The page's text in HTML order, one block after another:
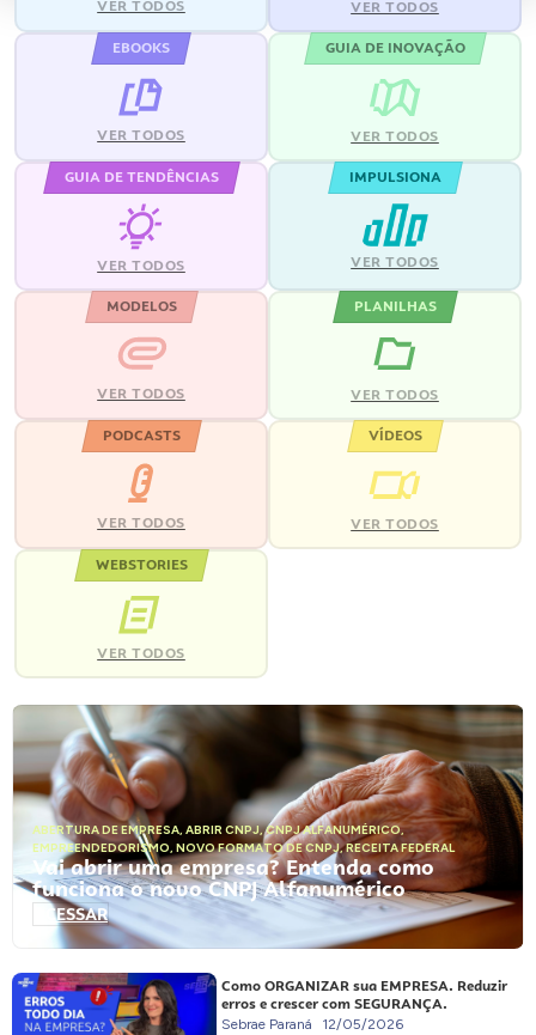
VER TODOS VER TODOS
EBOOKS
VER TODOS
GUIA DE INOVAÇÃO
VER TODOS
GUIA DE TENDÊNCIAS
VER TODOS
IMPULSIONA
VER TODOS
MODELOS
VER TODOS
PLANILHAS
VER TODOS
PODCASTS
VER TODOS
VÍDEOS
VER TODOS
WEBSTORIES
VER TODOS
ABERTURA DE EMPRESA, ABRIR CNPJ,CNPJ ALFANUMÉRICO,
EMPREENDEDORISMO, NOVO FORMATO DE CNPJ,RECEITA FEDERAL
Vai abrir uma empresa? Entenda como
funciona o novo CNPJ Alfanumérico
ACESSAR
Como ORGANIZAR sua EMPRESA. Reduzir
erros e crescer com SEGURANÇA.
Sebrae Paraná 12/05/2026